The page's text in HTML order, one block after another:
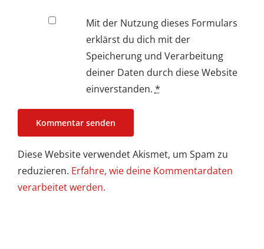
Mit der Nutzung dieses Formulars
erklärst du dich mit der
Speicherung und Verarbeitung
deiner Daten durch diese Website
einverstanden. *
Diese Website verwendet Akismet, um Spam zu
reduzieren. Erfahre, wie deine Kommentardaten
verarbeitet werden.